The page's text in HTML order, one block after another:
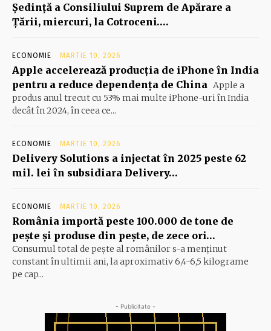
Şedinţă a Consiliului Suprem de Apărare a
Ţării, miercuri, la Cotroceni….
ECONOMIE MARTIE 10, 2026
Apple accelerează producția de iPhone în India
pentru a reduce dependența de China Apple a
produs anul trecut cu 53% mai multe iPhone-uri în India
decât în 2024, în ceea ce...
ECONOMIE MARTIE 10, 2026
Delivery Solutions a injectat în 2025 peste 62
mil. lei în subsidiara Delivery…
ECONOMIE MARTIE 10, 2026
România importă peste 100.000 de tone de
peşte şi produse din peşte, de zece ori…
Consumul total de peşte al ro­mâ­nilor s-a menţinut
constant în ul­timii ani, la aproximativ 6,4-6,5 ki­lograme
pe cap...
- Publicitate -